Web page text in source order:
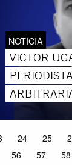
NOTICIA
VICTOR
24 25
56 57 58